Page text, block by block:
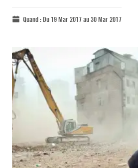
Quand :Du 19 Mar 2017 au 30 Mar 2017